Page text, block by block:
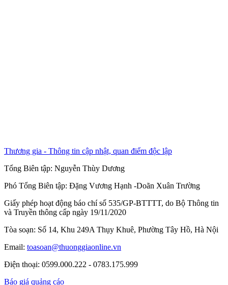
Thương gia - Thông tin cập nhật, quan điểm độc lập
Tổng Biên tập: Nguyễn Thùy Dương
Phó Tổng Biên tập: Đặng Vương Hạnh -Doãn Xuân Trường
Giấy phép hoạt động báo chí số 535/GP-BTTTT, do Bộ Thông tin
và Truyền thông cấp ngày 19/11/2020
Tòa soạn: Số 14, Khu 249A Thụy Khuê, Phường Tây Hồ, Hà Nội
Email: toasoan@thuonggiaonline.vn
Điện thoại: 0599.000.222 - 0783.175.999
Báo giá quảng cáo